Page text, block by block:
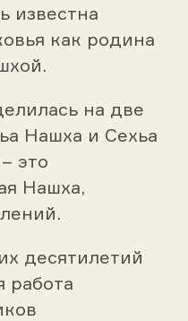
известна
как родина
.
на две
Нашха и Сехьа
это
Нашха,
десятилетий
работа